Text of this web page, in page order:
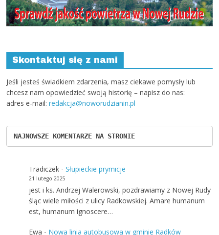
Skontaktuj się z nami
adres e-mail:redakcja@noworudzianin.pl
NAJNOWSZE KOMENTARZE NA STRONIE
Tradiczek-Słupieckie prymicje
21 lutego 2025
jest i ks. Andrzej Walerowski, pozdrawiamy z Nowej Rudy
est, humanum ignoscere…
Ewa -Nowa linia autobusowa w gminie Radków
23 maja 2024
A gdzie znajdę rozkład Kłodzko - Radków?
mistrz -Nowe miejsce wypoczynku w gminie Nowa Ruda